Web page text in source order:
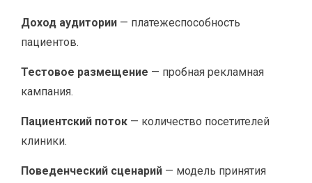
Доход аудитории — платежеспособность
пациентов.
Тестовое размещение — пробная рекламная
кампания.
Пациентский поток — количество посетителей
клиники.
Поведенческий сценарий — модель принятия